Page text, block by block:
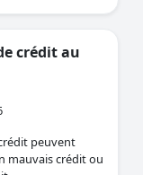
crédit au
peuvent
mauvais crédit ou